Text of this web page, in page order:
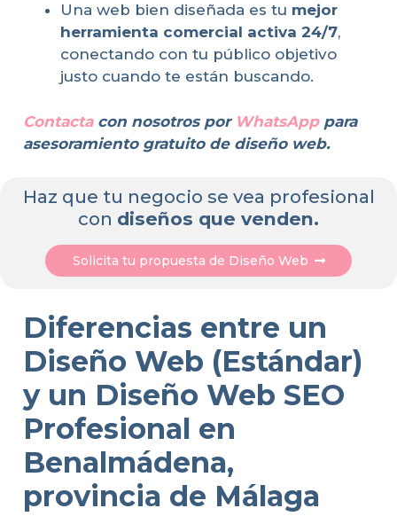
Una web bien diseñada es tu mejor
herramienta comercial activa 24/7,
conectando con tu público objetivo
justo cuando te están buscando.
Contactacon nosotros por WhatsApppara
asesoramiento gratuito de diseño web.
Haz que tu negocio se vea profesional
con diseños que venden.
Solicita tu propuesta de Diseño Web
Diferencias entre un
Diseño Web (Estándar)
y un Diseño Web SEO
Profesional en
Benalmádena,
provincia de Málaga